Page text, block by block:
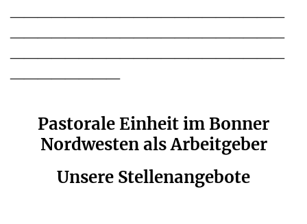
Pastorale Einheit im Bonner
Nordwesten als Arbeitgeber
Unsere Stellenangebote